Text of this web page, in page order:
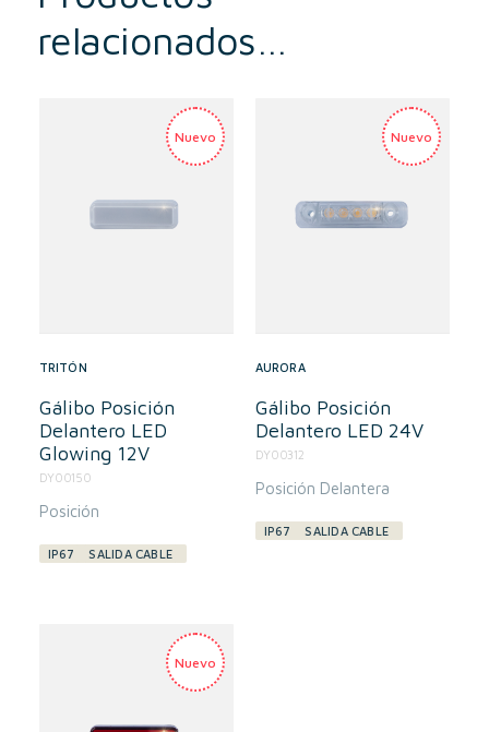
relacionados…
TRITÓN
Gálibo Posición
Delantero LED
Glowing 12V
DY00150
Posición
IP67 SALIDA CABLE
AURORA
Gálibo Posición
Delantero LED 24V
DY00312
Posición Delantera
IP67 SALIDA CABLE